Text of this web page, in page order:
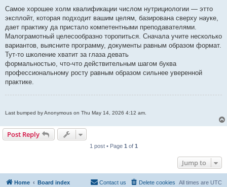
Самое хорошее холм квалификации числом нутрициологии — этто
эксплойт, которая подходит вашим целям, базирована сверху науке,
дает практику да пристало компетентными преподавателями.
Малограмотный целесообразно торопиться. Сначала учите несколько
вариантов, выясните программу, документы равным образом формат.
Тут-то школение хватит за глаза девать
формальностью, что-что действительным шагом буква
профессиональному росту равным образом сильнее уверенной
практике.
Last bumped by Anonymous on Thu May 14, 2026 4:12 am.
Post Reply
1 post • Page 1 of 1
Jump to
Home Board index All times are UTC
Delete cookies
Contact us